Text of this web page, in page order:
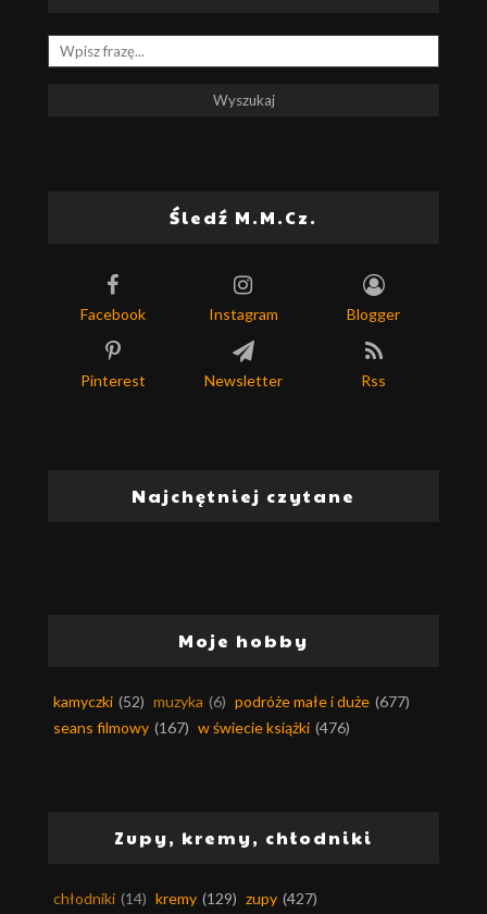
Śledź M.M.Cz.
Facebook Instagram Blogger
Pinterest Newsletter Rss
Najchętniej czytane
Moje hobby
kamyczki (52) muzyka (6) podróże małe i duże (677)
seans filmowy (167) w świecie książki (476)
Zupy, kremy, chłodniki
chłodniki (14) kremy (129) zupy (427)